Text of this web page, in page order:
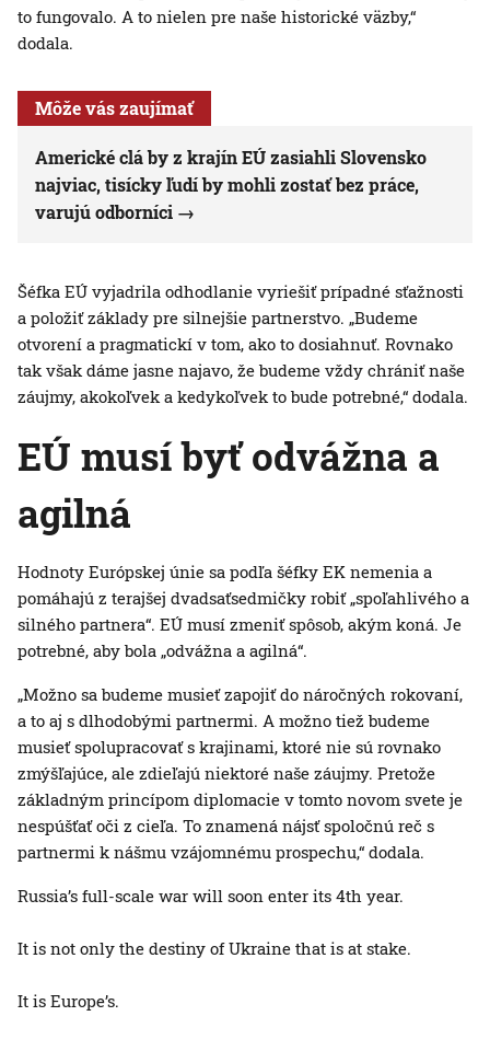
to fungovalo. A to nielen pre naše historické väzby,“
dodala.
Môže vás zaujímať
Americké clá by z krajín EÚ zasiahli Slovensko
najviac, tisícky ľudí by mohli zostať bez práce,
varujú odborníci
Šéfka EÚ vyjadrila odhodlanie vyriešiť prípadné sťažnosti
a položiť základy pre silnejšie partnerstvo. „Budeme
otvorení a pragmatickí v tom, ako to dosiahnuť. Rovnako
tak však dáme jasne najavo, že budeme vždy chrániť naše
záujmy, akokoľvek a kedykoľvek to bude potrebné,“ dodala.
EÚ musí byť odvážna a
agilná
Hodnoty Európskej únie sa podľa šéfky EK nemenia a
pomáhajú z terajšej dvadsaťsedmičky robiť „spoľahlivého a
silného partnera“. EÚ musí zmeniť spôsob, akým koná. Je
potrebné, aby bola „odvážna a agilná“.
„Možno sa budeme musieť zapojiť do náročných rokovaní,
a to aj s dlhodobými partnermi. A možno tiež budeme
musieť spolupracovať s krajinami, ktoré nie sú rovnako
zmýšľajúce, ale zdieľajú niektoré naše záujmy. Pretože
základným princípom diplomacie v tomto novom svete je
nespúšťať oči z cieľa. To znamená nájsť spoločnú reč s
partnermi k nášmu vzájomnému prospechu,“ dodala.
Russia’s full-scale war will soon enter its 4th year.
It is not only the destiny of Ukraine that is at stake.
It is Europe’s.